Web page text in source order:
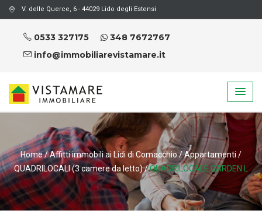
V. delle Querce, 6 - 44029 Lido degli Estensi
0533 327175
348 7672767
info@immobiliarevistamare.it
Home/Affitti immobili ai Lidi di Comacchio/Appartamenti /
QUADRILOCALI (3 camere da letto)/QUADRILOCALE GARDEN L